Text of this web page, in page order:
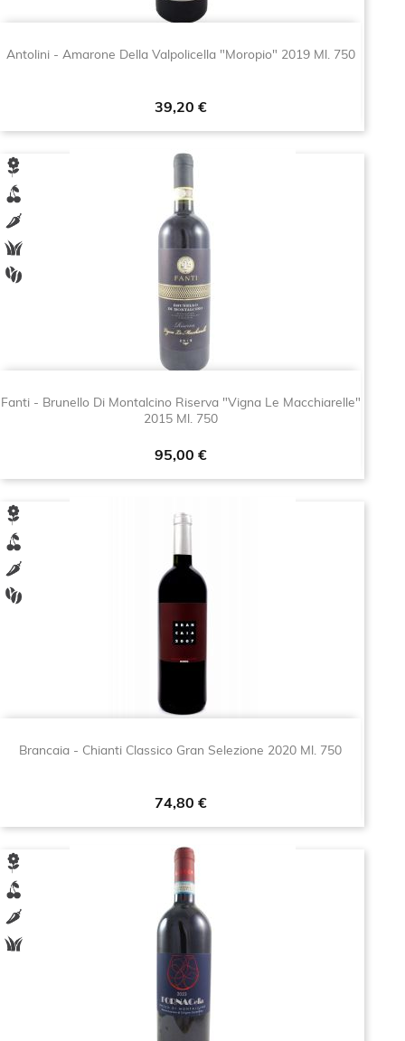
Antolini - Amarone Della Valpolicella "Moropio" 2019 Ml. 750
Prezzo
39,20 €
Fanti - Brunello Di Montalcino Riserva "Vigna Le Macchiarelle"
2015 Ml. 750
Prezzo
95,00 €
Brancaia - Chianti Classico Gran Selezione 2020 Ml. 750
Prezzo
74,80 €